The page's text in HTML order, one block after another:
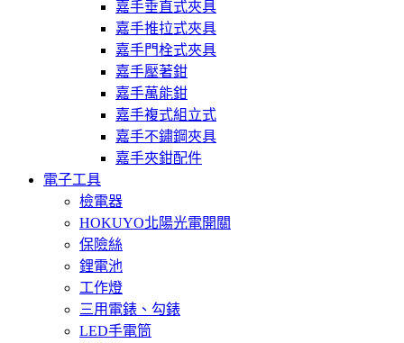
嘉手垂直式夾具
嘉手推拉式夾具
嘉手門栓式夾具
嘉手壓著鉗
嘉手萬能鉗
嘉手複式組立式
嘉手不鏽鋼夾具
嘉手夾鉗配件
電子工具
檢電器
HOKUYO北陽光電開關
保險絲
鋰電池
工作燈
三用電錶、勾錶
LED手電筒